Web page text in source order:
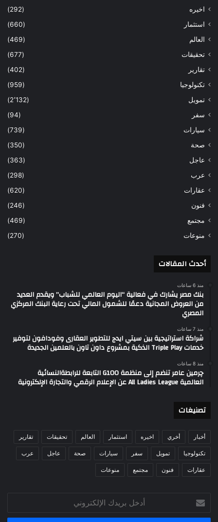
اخيره
(292)
استثمار
(660)
العالم
(469)
تحقيقات
(677)
تقارير
(402)
تكنولوجيا
(959)
تمويل
(2٬132)
سفر
(94)
سيارات
(739)
صحة
(350)
عاجل
(363)
عرب
(298)
عقارات
(620)
فنون
(246)
مجتمع
(469)
منوعات
(270)
أحدث المقالات
منذ 6 ساعات
بنك مصر يشارك في فعالية “اليوم العالمي للشباب” ويقدم العديد
من العروض المجانية دعمًا للشمول المالي تحت رعاية البنك المركزي
المصري
منذ 7 ساعات
شراكة استراتيجية بين سيتي ايدج للتطوير العقارى وفودافون لتوفير
خدمات Triple Play الذكية بمشروع داون تاون بالعلمين الجديدة
منذ 8 ساعات
چرمين عامر تنضم إلى منظمة G100 التابعة للرابطةالنسائية
العالمية All Ladies League عن الإعلام الرقمي والتجارة الإلكترونية
تصنيغات
أخبار أخري اخيره استثمار العالم تحقيقات تقارير
تكنولوجيا تمويل سفر سيارات صحة عاجل عرب
عقارات فنون مجتمع منوعات
بريدك
الإلكتروني